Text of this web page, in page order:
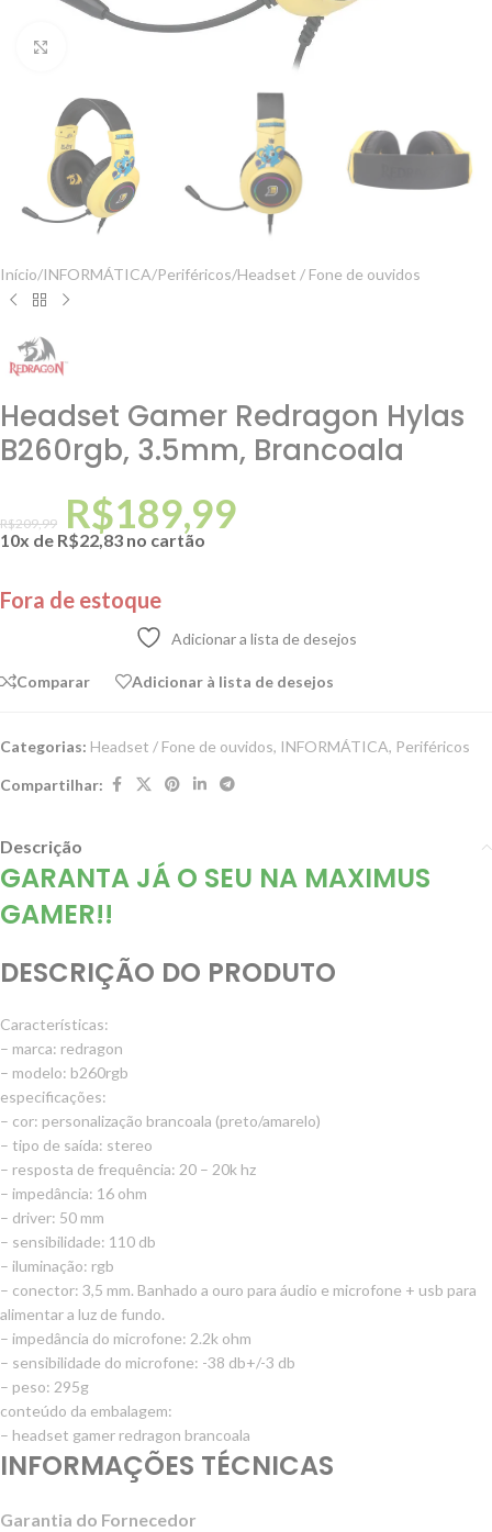
Início/INFORMÁTICA/Periféricos/Headset / Fone de ouvidos
Headset Gamer Redragon Hylas
B260rgb, 3.5mm, Brancoala
R$209,99 R$189,99
10x de R$22,83 no cartão
Fora de estoque
Adicionar a lista de desejos
Comparar Adicionar à lista de desejos
Categorias: Headset / Fone de ouvidos, INFORMÁTICA, Periféricos
Compartilhar:
Descrição
GARANTA JÁ O SEU NA MAXIMUS
GAMER!!
DESCRIÇÃO DO PRODUTO
Características:
– marca: redragon
– modelo: b260rgb
especificações:
– cor: personalização brancoala (preto/amarelo)
– tipo de saída: stereo
– resposta de frequência: 20 – 20k hz
– impedância: 16 ohm
– driver: 50 mm
– sensibilidade: 110 db
– iluminação: rgb
– conector: 3,5 mm. Banhado a ouro para áudio e microfone + usb para
alimentar a luz de fundo.
– impedância do microfone: 2.2k ohm
– sensibilidade do microfone: -38 db+/-3 db
– peso: 295g
conteúdo da embalagem:
– headset gamer redragon brancoala
INFORMAÇÕES TÉCNICAS
Garantia do Fornecedor